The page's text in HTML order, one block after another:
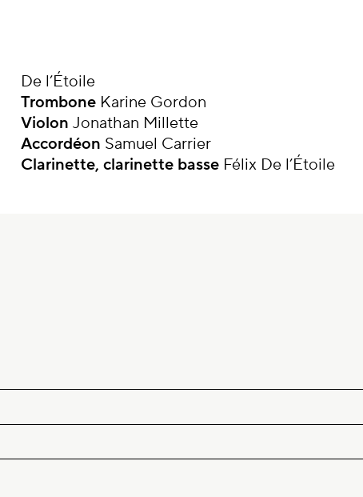
De l’Étoile
Trombone Karine Gordon
Violon Jonathan Millette
Accordéon Samuel Carrier
Clarinette, clarinette basse Félix De l’Étoile